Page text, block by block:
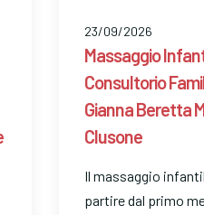
23/09/2026
Massaggio
Consultorio
Gianna Beretta
Clusone
Il massaggio
partire dal primo